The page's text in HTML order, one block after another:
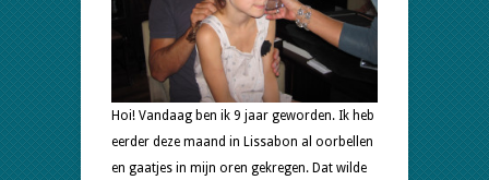
Hoi! Vandaag ben ik 9 jaar geworden. Ik heb
eerder deze maand in Lissabon al oorbellen
en gaatjes in mijn oren gekregen. Dat wilde